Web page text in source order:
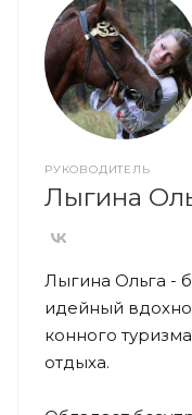
РУКОВОДИТЕЛЬ
Лыгина
Лыгина Ольга -
идейный
конного
отдыха.